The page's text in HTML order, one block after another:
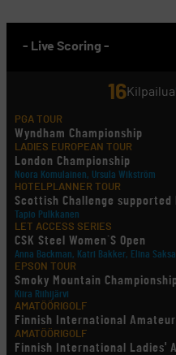
- Live Scoring -
16Kilpailua
PGA TOUR
Wyndham Championship
LADIES EUROPEAN TOUR
London Championship
Noora Komulainen, Ursula Wikström
HOTELPLANNER TOUR
Scottish Challenge supported
Tapio Pulkkanen
LET ACCESS SERIES
CSK Steel Women´S Open
Anna Backman, Katri Bakker, Elina Saksa
EPSON TOUR
Smoky Mountain
Kiira Riihijärvi
AMATÖÖRIGOLF
Finnish International
AMATÖÖRIGOLF
Finnish International Ladies'